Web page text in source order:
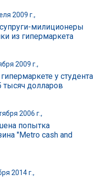
2009 г.,
милиционеры
из гипермаркета
2009 г.,
у студента
тысяч долларов
2006 г.,
попытка
"Metro cash and
2014 г.,